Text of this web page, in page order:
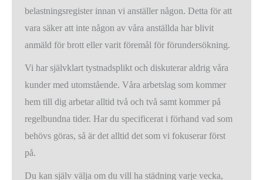
belastningsregister innan vi anställer någon. Detta för att
vara säker att inte någon av våra anställda har blivit
anmäld för brott eller varit föremål för förundersökning.
Vi har självklart tystnadsplikt och diskuterar aldrig våra
kunder med utomstående. Våra arbetslag som kommer
hem till dig arbetar alltid två och två samt kommer på
regelbundna tider. Har du specificerat i förhand vad som
behövs göras, så är det alltid det som vi fokuserar först
på.
Du kan själv välja om du vill ha städning varje vecka,